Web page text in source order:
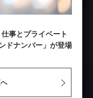
事とプライベート
ドナンバー」が登場